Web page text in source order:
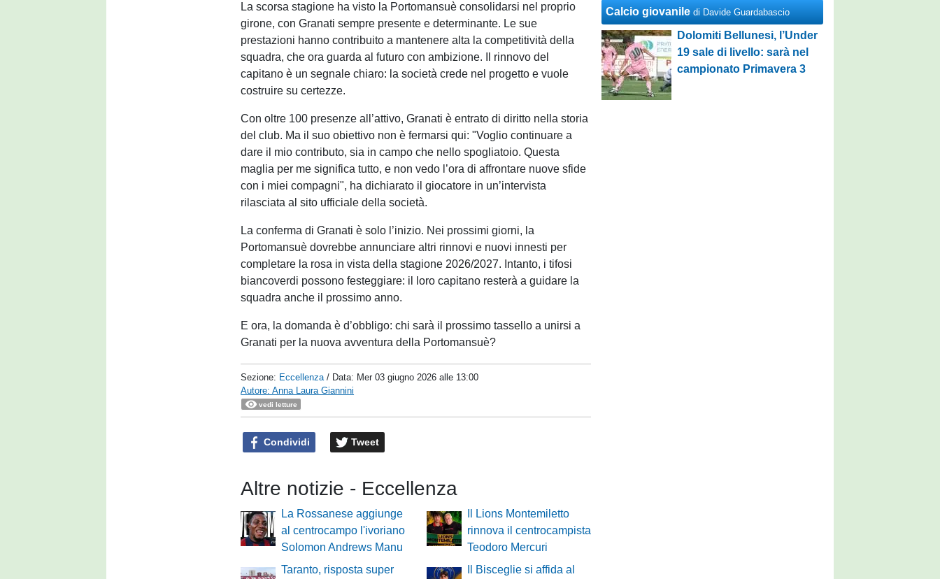
La scorsa stagione ha visto la Portomansuè consolidarsi nel proprio
girone, con Granati sempre presente e determinante. Le sue
prestazioni hanno contribuito a mantenere alta la competitività della
squadra, che ora guarda al futuro con ambizione. Il rinnovo del
capitano è un segnale chiaro: la società crede nel progetto e vuole
costruire su certezze.
Con oltre 100 presenze all’attivo, Granati è entrato di diritto nella storia
del club. Ma il suo obiettivo non è fermarsi qui: "Voglio continuare a
dare il mio contributo, sia in campo che nello spogliatoio. Questa
maglia per me significa tutto, e non vedo l’ora di affrontare nuove sfide
con i miei compagni", ha dichiarato il giocatore in un’intervista
rilasciata al sito ufficiale della società.
La conferma di Granati è solo l’inizio. Nei prossimi giorni, la
Portomansuè dovrebbe annunciare altri rinnovi e nuovi innesti per
completare la rosa in vista della stagione 2026/2027. Intanto, i tifosi
biancoverdi possono festeggiare: il loro capitano resterà a guidare la
squadra anche il prossimo anno.
E ora, la domanda è d’obbligo: chi sarà il prossimo tassello a unirsi a
Granati per la nuova avventura della Portomansuè?
Sezione: Eccellenza / Data: Mer 03 giugno 2026 alle 13:00
Autore: Anna Laura Giannini
vedi letture
Condividi Tweet
Altre notizie - Eccellenza
La Rossanese aggiunge
al centrocampo l'ivoriano
Solomon Andrews Manu
Il Lions Montemiletto
rinnova il centrocampista
Teodoro Mercuri
Taranto, risposta super
Il Bisceglie si affida al
Calcio giovanile di Davide Guardabascio
Dolomiti Bellunesi, l’Under
19 sale di livello: sarà nel
campionato Primavera 3